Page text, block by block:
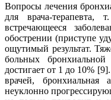
Вопросы лечения
для врача-
встречающееся
обострении (приступе
ощутимый результат.
больных
достигает от 1 до 10%
врачей, бронхиальная
неуклонно